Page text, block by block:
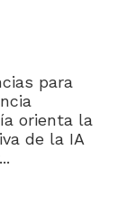
para
orienta la
de la IA